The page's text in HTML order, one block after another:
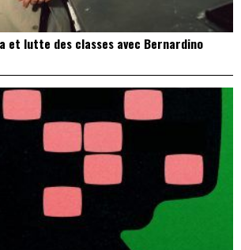
et lutte des classes avec Bernardino